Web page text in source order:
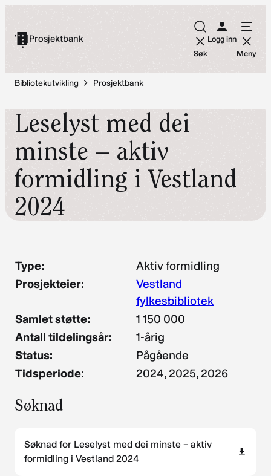
innhold
|Prosjektbank
Søk
Logg inn
Meny
Bibliotekutvikling Prosjektbank
Leselyst med dei
minste – aktiv
formidling i Vestland
2024
Type:
Aktiv formidling
Prosjekteier:
Vestland
fylkesbibliotek
Samlet støtte:
1 150 000
Antall tildelingsår:
1-årig
Status:
Pågående
Tidsperiode:
2024, 2025, 2026
Søknad
Søknad for Leselyst med dei minste – aktiv
formidling i Vestland 2024